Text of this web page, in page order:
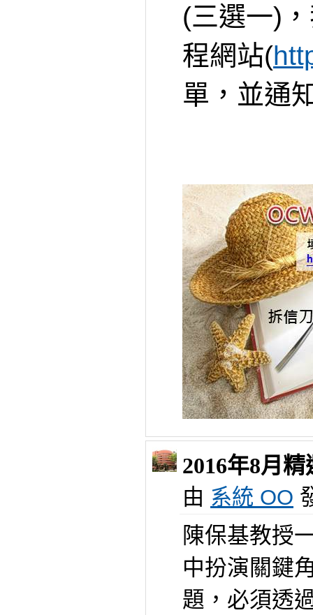
(三選一)
程網站(
單，並通
2016年8月
由 系統 OO
陳保基教授
中扮演關鍵
題，必須透